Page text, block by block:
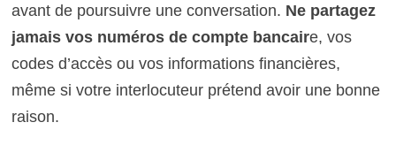
avant de poursuivre une conversation. Ne partagez
jamais vos numéros de compte bancaire, vos
codes d’accès ou vos informations financières,
même si votre interlocuteur prétend avoir une bonne
raison.